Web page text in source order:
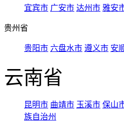
宜宾市 广安市 达州市 雅安
贵州省
贵阳市 六盘水市 遵义市 安
云南省
昆明市 曲靖市 玉溪市 保山
族自治州